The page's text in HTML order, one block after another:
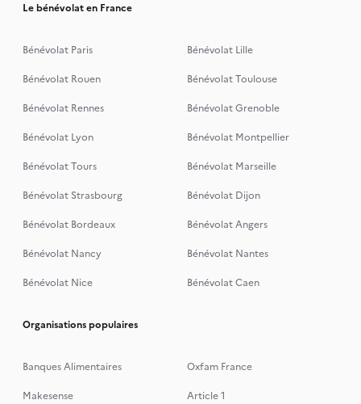
Le bénévolat en France
Bénévolat Paris
Bénévolat Lille
Bénévolat Rouen
Bénévolat Toulouse
Bénévolat Rennes
Bénévolat Grenoble
Bénévolat Lyon
Bénévolat Montpellier
Bénévolat Tours
Bénévolat Marseille
Bénévolat Strasbourg
Bénévolat Dijon
Bénévolat Bordeaux
Bénévolat Angers
Bénévolat Nancy
Bénévolat Nantes
Bénévolat Nice
Bénévolat Caen
Organisations populaires
Banques Alimentaires
Oxfam France
Makesense
Article 1